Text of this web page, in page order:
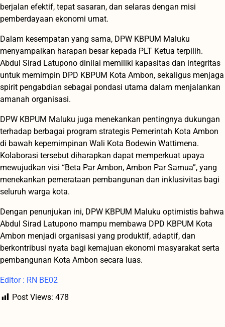
berjalan efektif, tepat sasaran, dan selaras dengan misi
pemberdayaan ekonomi umat.
Dalam kesempatan yang sama, DPW KBPUM Maluku
menyampaikan harapan besar kepada PLT Ketua terpilih.
Abdul Sirad Latupono dinilai memiliki kapasitas dan integritas
untuk memimpin DPD KBPUM Kota Ambon, sekaligus menjaga
spirit pengabdian sebagai pondasi utama dalam menjalankan
amanah organisasi.
DPW KBPUM Maluku juga menekankan pentingnya dukungan
terhadap berbagai program strategis Pemerintah Kota Ambon
di bawah kepemimpinan Wali Kota Bodewin Wattimena.
Kolaborasi tersebut diharapkan dapat memperkuat upaya
mewujudkan visi “Beta Par Ambon, Ambon Par Samua”, yang
menekankan pemerataan pembangunan dan inklusivitas bagi
seluruh warga kota.
Dengan penunjukan ini, DPW KBPUM Maluku optimistis bahwa
Abdul Sirad Latupono mampu membawa DPD KBPUM Kota
Ambon menjadi organisasi yang produktif, adaptif, dan
berkontribusi nyata bagi kemajuan ekonomi masyarakat serta
pembangunan Kota Ambon secara luas.
Editor : RN BE02
Post Views: 478